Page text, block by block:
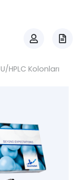
U/HPLC Kolonları